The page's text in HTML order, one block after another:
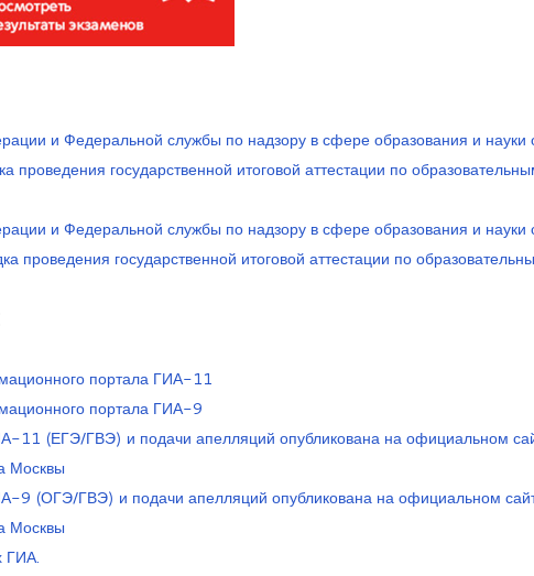
и Федеральной службы по надзору в сфере образования и науки
государственной итоговой аттестации по
и Федеральной службы по надзору в сфере образования и науки
государственной итоговой аттестации по
портала ГИА-11
портала ГИА-9
11 (ЕГЭ/ГВЭ) и подачи апелляций опубликована на официальном
Москвы
9 (ОГЭ/ГВЭ) и подачи апелляций опубликована на официальном
Москвы
ГИА.